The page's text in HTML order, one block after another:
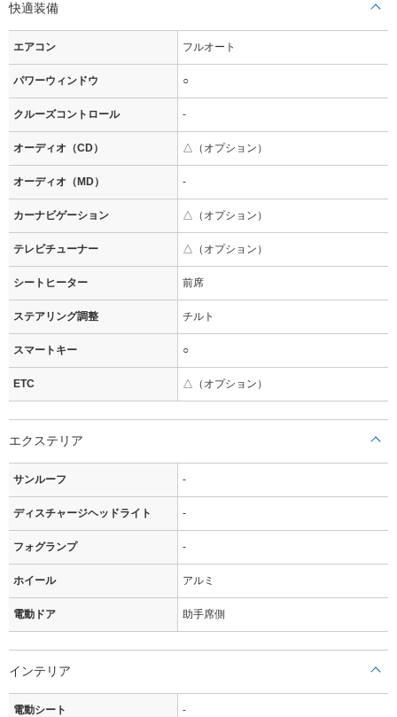
快適装備
エアコン フルオート
パワーウィンドウ ○
クルーズコントロール -
オーディオ（CD） △（オプション）
オーディオ（MD） -
カーナビゲーション △（オプション）
テレビチューナー △（オプション）
シートヒーター 前席
ステアリング調整 チルト
スマートキー ○
ETC △（オプション）
エクステリア
サンルーフ -
ディスチャージヘッドライト -
フォグランプ -
ホイール アルミ
電動ドア 助手席側
インテリア
電動シート -